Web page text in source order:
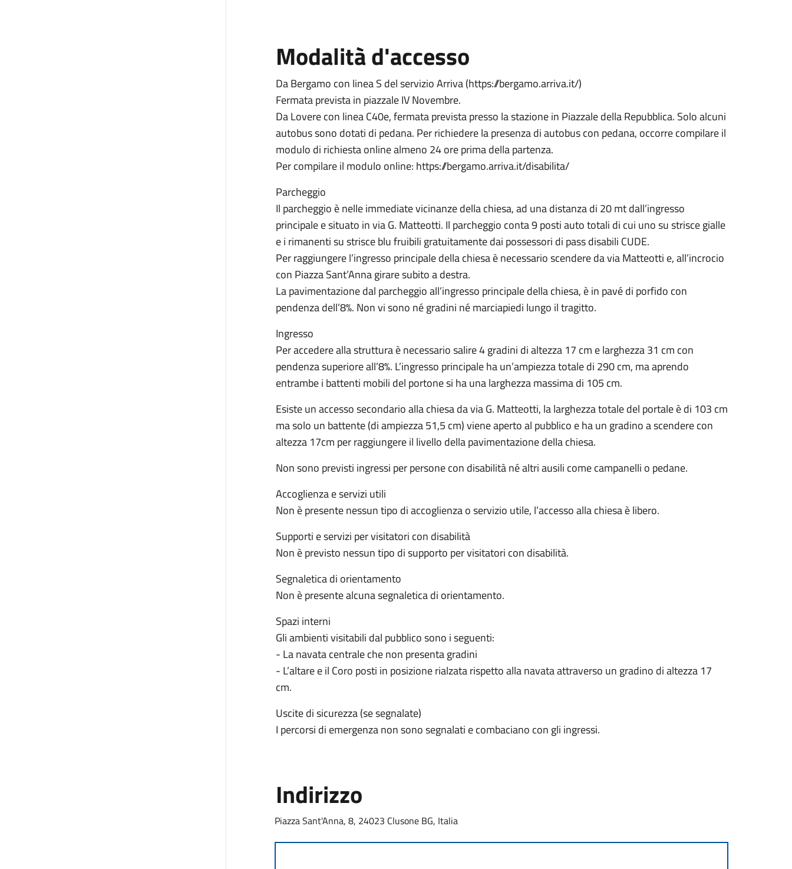
Modalità d'accesso
Da Bergamo con linea S del servizio Arriva (https://bergamo.arriva.it/)
Fermata prevista in piazzale IV Novembre.
Da Lovere con linea C40e, fermata prevista presso la stazione in Piazzale della Repubblica. Solo alcuni
autobus sono dotati di pedana. Per richiedere la presenza di autobus con pedana, occorre compilare il
modulo di richiesta online almeno 24 ore prima della partenza.
Per compilare il modulo online: https://bergamo.arriva.it/disabilita/
Parcheggio
Il parcheggio è nelle immediate vicinanze della chiesa, ad una distanza di 20 mt dall’ingresso
principale e situato in via G. Matteotti. Il parcheggio conta 9 posti auto totali di cui uno su strisce gialle
e i rimanenti su strisce blu fruibili gratuitamente dai possessori di pass disabili CUDE.
Per raggiungere l’ingresso principale della chiesa è necessario scendere da via Matteotti e, all’incrocio
con Piazza Sant’Anna girare subito a destra.
La pavimentazione dal parcheggio all’ingresso principale della chiesa, è in pavé di porfido con
pendenza dell’8%. Non vi sono né gradini né marciapiedi lungo il tragitto.
Ingresso
Per accedere alla struttura è necessario salire 4 gradini di altezza 17 cm e larghezza 31 cm con
pendenza superiore all’8%. L’ingresso principale ha un’ampiezza totale di 290 cm, ma aprendo
entrambe i battenti mobili del portone si ha una larghezza massima di 105 cm.
Esiste un accesso secondario alla chiesa da via G. Matteotti, la larghezza totale del portale è di 103 cm
ma solo un battente (di ampiezza 51,5 cm) viene aperto al pubblico e ha un gradino a scendere con
altezza 17cm per raggiungere il livello della pavimentazione della chiesa.
Non sono previsti ingressi per persone con disabilità né altri ausili come campanelli o pedane.
Accoglienza e servizi utili
Non è presente nessun tipo di accoglienza o servizio utile, l’accesso alla chiesa è libero.
Supporti e servizi per visitatori con disabilità
Non è previsto nessun tipo di supporto per visitatori con disabilità.
Segnaletica di orientamento
Non è presente alcuna segnaletica di orientamento.
Spazi interni
Gli ambienti visitabili dal pubblico sono i seguenti:
- La navata centrale che non presenta gradini
- L’altare e il Coro posti in posizione rialzata rispetto alla navata attraverso un gradino di altezza 17
cm.
Uscite di sicurezza (se segnalate)
I percorsi di emergenza non sono segnalati e combaciano con gli ingressi.
Indirizzo
Piazza Sant'Anna, 8, 24023 Clusone BG, Italia